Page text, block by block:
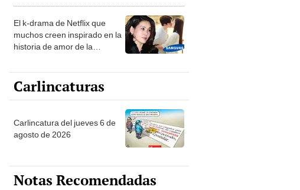
El k-drama de Netflix que
muchos creen inspirado en la
historia de amor de la
Carlincaturas
Carlincatura del jueves 6 de
agosto de 2026
Notas Recomendadas